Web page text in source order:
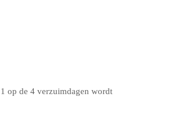
op de 4 verzuimdagen wordt